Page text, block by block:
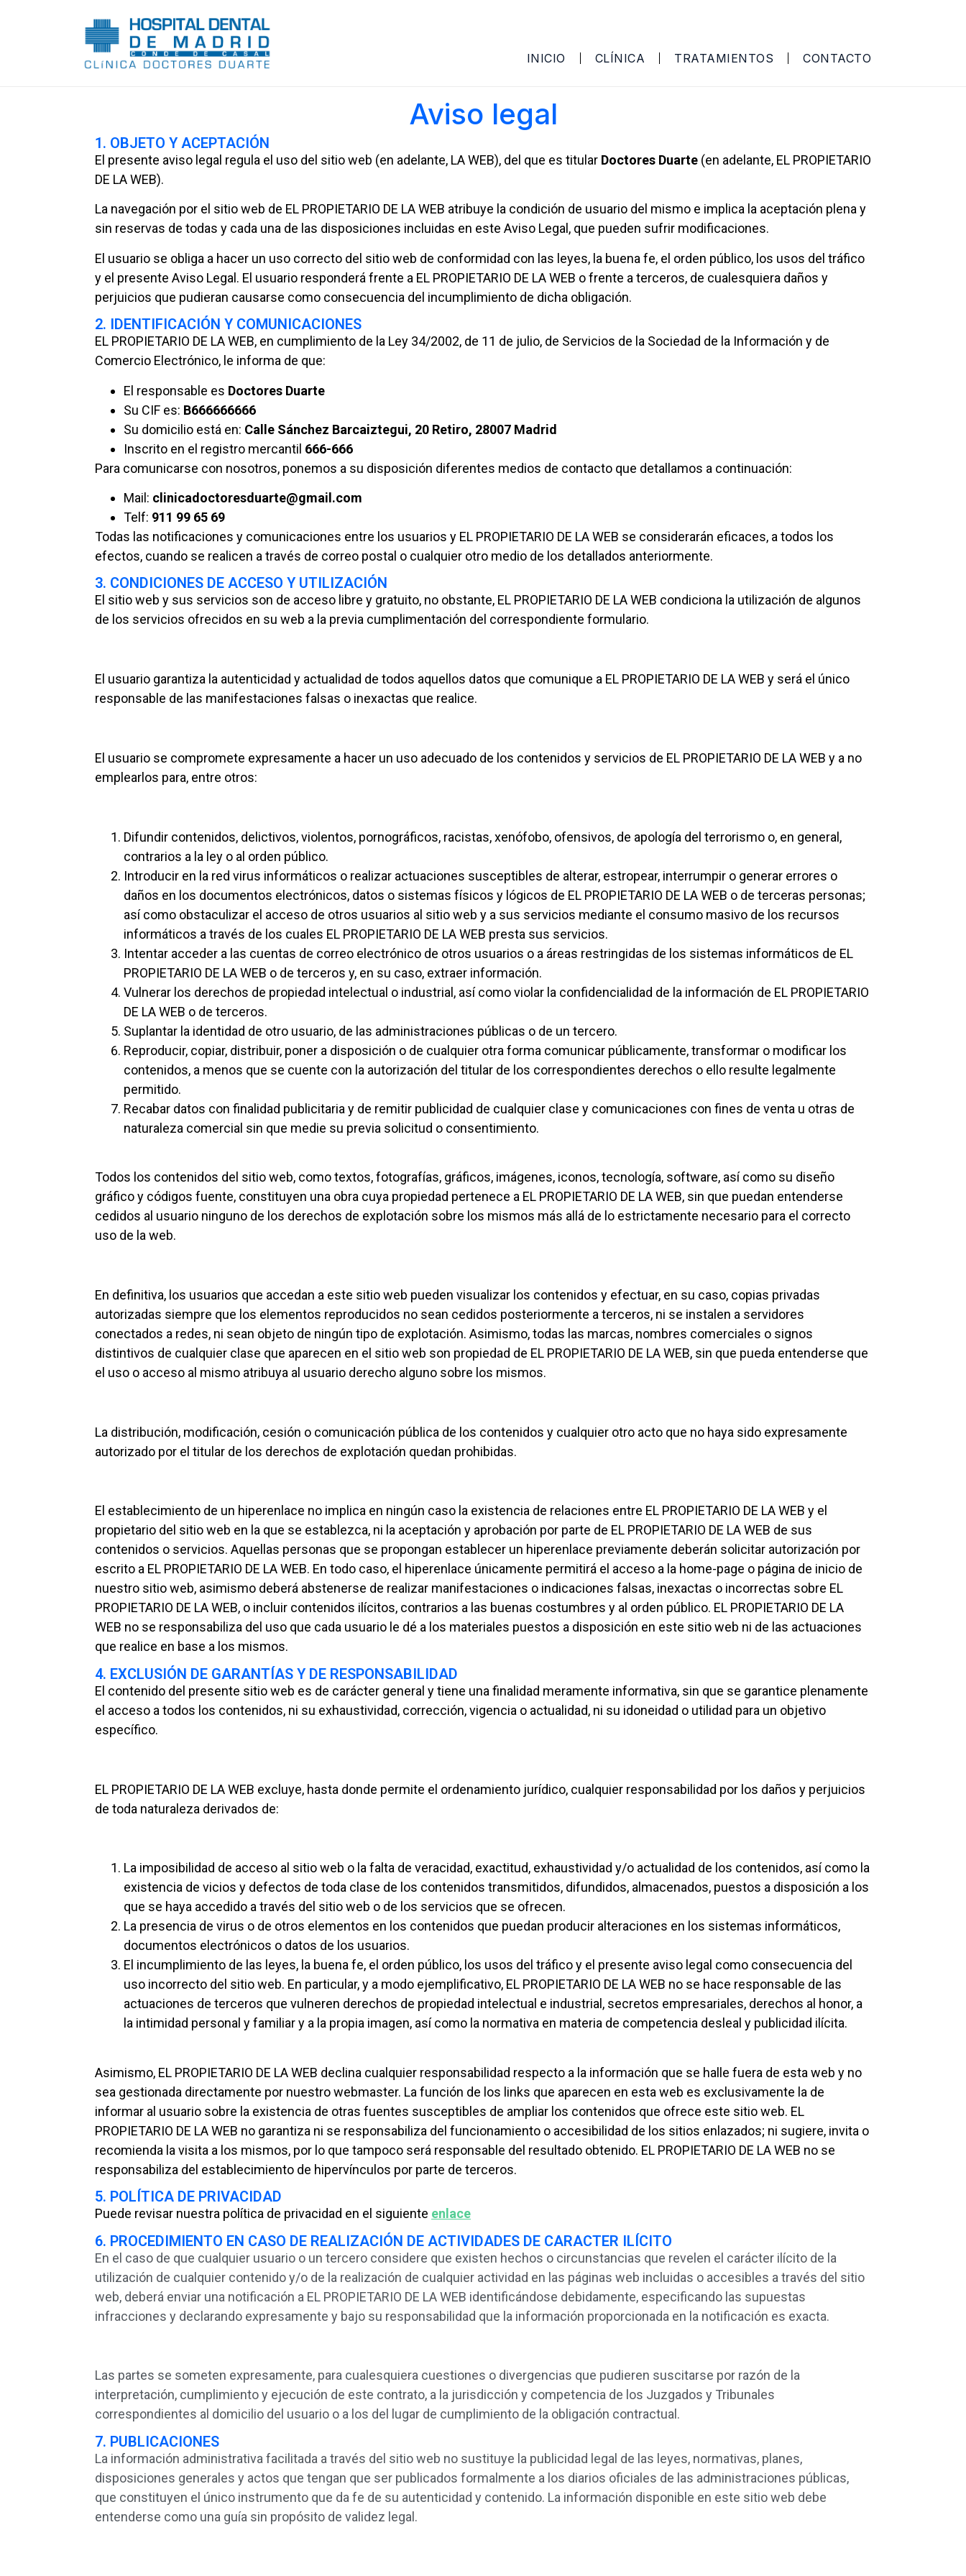
INICIO CLÍNICA TRATAMIENTOS CONTACTO
Aviso legal
1. OBJETO Y ACEPTACIÓN
El presente aviso legal regula el uso del sitio web (en adelante, LA WEB), del que es titular Doctores Duarte (en adelante, EL PROPIETARIO
DE LA WEB).
La navegación por el sitio web de EL PROPIETARIO DE LA WEB atribuye la condición de usuario del mismo e implica la aceptación plena y
sin reservas de todas y cada una de las disposiciones incluidas en este Aviso Legal, que pueden sufrir modificaciones.
El usuario se obliga a hacer un uso correcto del sitio web de conformidad con las leyes, la buena fe, el orden público, los usos del tráfico
y el presente Aviso Legal. El usuario responderá frente a EL PROPIETARIO DE LA WEB o frente a terceros, de cualesquiera daños y
perjuicios que pudieran causarse como consecuencia del incumplimiento de dicha obligación.
2. IDENTIFICACIÓN Y COMUNICACIONES
EL PROPIETARIO DE LA WEB, en cumplimiento de la Ley 34/2002, de 11 de julio, de Servicios de la Sociedad de la Información y de
Comercio Electrónico, le informa de que:
El responsable es Doctores Duarte
Su CIF es: B666666666
Su domicilio está en: Calle Sánchez Barcaiztegui, 20 Retiro, 28007 Madrid
Inscrito en el registro mercantil 666-666
Para comunicarse con nosotros, ponemos a su disposición diferentes medios de contacto que detallamos a continuación:
Mail: clinicadoctoresduarte@gmail.com
Telf: 911 99 65 69
Todas las notificaciones y comunicaciones entre los usuarios y EL PROPIETARIO DE LA WEB se considerarán eficaces, a todos los
efectos, cuando se realicen a través de correo postal o cualquier otro medio de los detallados anteriormente.
3. CONDICIONES DE ACCESO Y UTILIZACIÓN
El sitio web y sus servicios son de acceso libre y gratuito, no obstante, EL PROPIETARIO DE LA WEB condiciona la utilización de algunos
de los servicios ofrecidos en su web a la previa cumplimentación del correspondiente formulario.
El usuario garantiza la autenticidad y actualidad de todos aquellos datos que comunique a EL PROPIETARIO DE LA WEB y será el único
responsable de las manifestaciones falsas o inexactas que realice.
El usuario se compromete expresamente a hacer un uso adecuado de los contenidos y servicios de EL PROPIETARIO DE LA WEB y a no
emplearlos para, entre otros:
Difundir contenidos, delictivos, violentos, pornográficos, racistas, xenófobo, ofensivos, de apología del terrorismo o, en general,
contrarios a la ley o al orden público.
Introducir en la red virus informáticos o realizar actuaciones susceptibles de alterar, estropear, interrumpir o generar errores o
daños en los documentos electrónicos, datos o sistemas físicos y lógicos de EL PROPIETARIO DE LA WEB o de terceras personas;
así como obstaculizar el acceso de otros usuarios al sitio web y a sus servicios mediante el consumo masivo de los recursos
informáticos a través de los cuales EL PROPIETARIO DE LA WEB presta sus servicios.
Intentar acceder a las cuentas de correo electrónico de otros usuarios o a áreas restringidas de los sistemas informáticos de EL
PROPIETARIO DE LA WEB o de terceros y, en su caso, extraer información.
Vulnerar los derechos de propiedad intelectual o industrial, así como violar la confidencialidad de la información de EL PROPIETARIO
DE LA WEB o de terceros.
Suplantar la identidad de otro usuario, de las administraciones públicas o de un tercero.
Reproducir, copiar, distribuir, poner a disposición o de cualquier otra forma comunicar públicamente, transformar o modificar los
contenidos, a menos que se cuente con la autorización del titular de los correspondientes derechos o ello resulte legalmente
permitido.
Recabar datos con finalidad publicitaria y de remitir publicidad de cualquier clase y comunicaciones con fines de venta u otras de
naturaleza comercial sin que medie su previa solicitud o consentimiento.
Todos los contenidos del sitio web, como textos, fotografías, gráficos, imágenes, iconos, tecnología, software, así como su diseño
gráfico y códigos fuente, constituyen una obra cuya propiedad pertenece a EL PROPIETARIO DE LA WEB, sin que puedan entenderse
cedidos al usuario ninguno de los derechos de explotación sobre los mismos más allá de lo estrictamente necesario para el correcto
uso de la web.
En definitiva, los usuarios que accedan a este sitio web pueden visualizar los contenidos y efectuar, en su caso, copias privadas
autorizadas siempre que los elementos reproducidos no sean cedidos posteriormente a terceros, ni se instalen a servidores
conectados a redes, ni sean objeto de ningún tipo de explotación. Asimismo, todas las marcas, nombres comerciales o signos
distintivos de cualquier clase que aparecen en el sitio web son propiedad de EL PROPIETARIO DE LA WEB, sin que pueda entenderse que
el uso o acceso al mismo atribuya al usuario derecho alguno sobre los mismos.
La distribución, modificación, cesión o comunicación pública de los contenidos y cualquier otro acto que no haya sido expresamente
autorizado por el titular de los derechos de explotación quedan prohibidas.
El establecimiento de un hiperenlace no implica en ningún caso la existencia de relaciones entre EL PROPIETARIO DE LA WEB y el
propietario del sitio web en la que se establezca, ni la aceptación y aprobación por parte de EL PROPIETARIO DE LA WEB de sus
contenidos o servicios. Aquellas personas que se propongan establecer un hiperenlace previamente deberán solicitar autorización por
escrito a EL PROPIETARIO DE LA WEB. En todo caso, el hiperenlace únicamente permitirá el acceso a la home-page o página de inicio de
nuestro sitio web, asimismo deberá abstenerse de realizar manifestaciones o indicaciones falsas, inexactas o incorrectas sobre EL
PROPIETARIO DE LA WEB, o incluir contenidos ilícitos, contrarios a las buenas costumbres y al orden público. EL PROPIETARIO DE LA
WEB no se responsabiliza del uso que cada usuario le dé a los materiales puestos a disposición en este sitio web ni de las actuaciones
que realice en base a los mismos.
4. EXCLUSIÓN DE GARANTÍAS Y DE RESPONSABILIDAD
El contenido del presente sitio web es de carácter general y tiene una finalidad meramente informativa, sin que se garantice plenamente
el acceso a todos los contenidos, ni su exhaustividad, corrección, vigencia o actualidad, ni su idoneidad o utilidad para un objetivo
específico.
EL PROPIETARIO DE LA WEB excluye, hasta donde permite el ordenamiento jurídico, cualquier responsabilidad por los daños y perjuicios
de toda naturaleza derivados de:
La imposibilidad de acceso al sitio web o la falta de veracidad, exactitud, exhaustividad y/o actualidad de los contenidos, así como la
existencia de vicios y defectos de toda clase de los contenidos transmitidos, difundidos, almacenados, puestos a disposición a los
que se haya accedido a través del sitio web o de los servicios que se ofrecen.
La presencia de virus o de otros elementos en los contenidos que puedan producir alteraciones en los sistemas informáticos,
documentos electrónicos o datos de los usuarios.
El incumplimiento de las leyes, la buena fe, el orden público, los usos del tráfico y el presente aviso legal como consecuencia del
uso incorrecto del sitio web. En particular, y a modo ejemplificativo, EL PROPIETARIO DE LA WEB no se hace responsable de las
actuaciones de terceros que vulneren derechos de propiedad intelectual e industrial, secretos empresariales, derechos al honor, a
la intimidad personal y familiar y a la propia imagen, así como la normativa en materia de competencia desleal y publicidad ilícita.
Asimismo, EL PROPIETARIO DE LA WEB declina cualquier responsabilidad respecto a la información que se halle fuera de esta web y no
sea gestionada directamente por nuestro webmaster. La función de los links que aparecen en esta web es exclusivamente la de
informar al usuario sobre la existencia de otras fuentes susceptibles de ampliar los contenidos que ofrece este sitio web. EL
PROPIETARIO DE LA WEB no garantiza ni se responsabiliza del funcionamiento o accesibilidad de los sitios enlazados; ni sugiere, invita o
recomienda la visita a los mismos, por lo que tampoco será responsable del resultado obtenido. EL PROPIETARIO DE LA WEB no se
responsabiliza del establecimiento de hipervínculos por parte de terceros.
5. POLÍTICA DE PRIVACIDAD
Puede revisar nuestra política de privacidad en el siguiente enlace
6. PROCEDIMIENTO EN CASO DE REALIZACIÓN DE ACTIVIDADES DE CARACTER ILÍCITO
En el caso de que cualquier usuario o un tercero considere que existen hechos o circunstancias que revelen el carácter ilícito de la
utilización de cualquier contenido y/o de la realización de cualquier actividad en las páginas web incluidas o accesibles a través del sitio
web, deberá enviar una notificación a EL PROPIETARIO DE LA WEB identificándose debidamente, especificando las supuestas
infracciones y declarando expresamente y bajo su responsabilidad que la información proporcionada en la notificación es exacta.
Las partes se someten expresamente, para cualesquiera cuestiones o divergencias que pudieren suscitarse por razón de la
interpretación, cumplimiento y ejecución de este contrato, a la jurisdicción y competencia de los Juzgados y Tribunales
correspondientes al domicilio del usuario o a los del lugar de cumplimiento de la obligación contractual.
7. PUBLICACIONES
La información administrativa facilitada a través del sitio web no sustituye la publicidad legal de las leyes, normativas, planes,
disposiciones generales y actos que tengan que ser publicados formalmente a los diarios oficiales de las administraciones públicas,
que constituyen el único instrumento que da fe de su autenticidad y contenido. La información disponible en este sitio web debe
entenderse como una guía sin propósito de validez legal.